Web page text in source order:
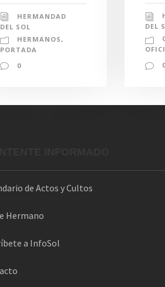
HERMANDAD
DEL SOL
HERMANOS ,
PORTADA
0
DEL
de Actos y Cultos
Hermano
a InfoSol